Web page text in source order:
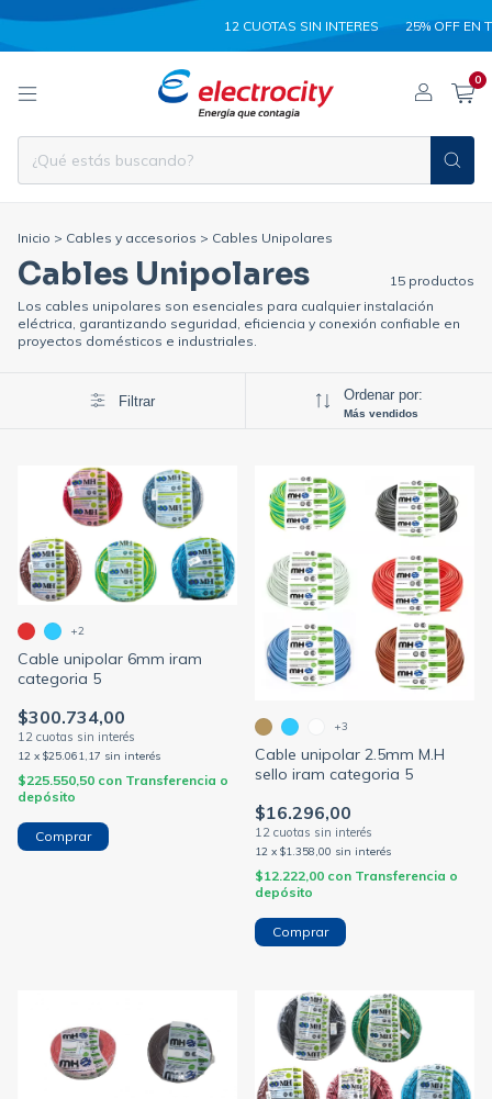
12 CUOTAS SIN INTERES 25% OFF EN
0
Inicio > Cables y accesorios > Cables Unipolares
Cables Unipolares
15 productos
Los cables unipolares son esenciales para cualquier instalación
eléctrica, garantizando seguridad, eficiencia y conexión confiable en
proyectos domésticos e industriales.
Filtrar Ordenar por:
Más vendidos
Cable unipolar 6mm iram
categoria 5
$300.734,00
12 x $25.061,17 sin interés
$225.550,50 con Transferencia o
depósito
+2
Comprar
Cable unipolar 2.5mm M.H
sello iram categoria 5
$16.296,00
12 x $1.358,00 sin interés
$12.222,00 con Transferencia o
depósito
+3
Comprar